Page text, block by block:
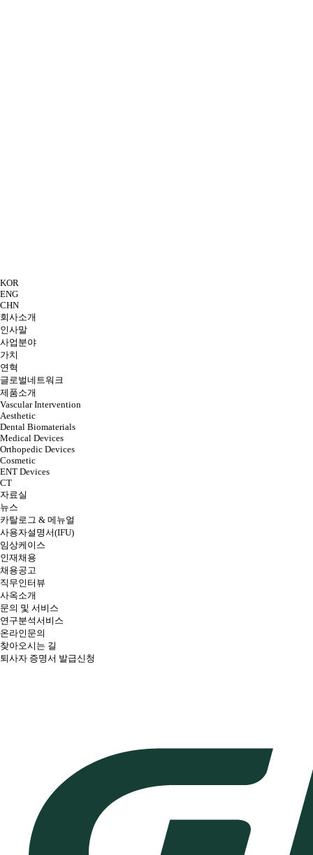
KOR
ENG
CHN
회사소개
인사말
사업분야
가치
연혁
글로벌네트워크
제품소개
Vascular Intervention
Aesthetic
Dental Biomaterials
Medical Devices
Orthopedic Devices
Cosmetic
ENT Devices
CT
자료실
뉴스
카탈로그 & 메뉴얼
사용자설명서(IFU)
임상케이스
인재채용
채용공고
직무인터뷰
사옥소개
문의 및 서비스
연구분석서비스
온라인문의
찾아오시는 길
퇴사자 증명서 발급신청